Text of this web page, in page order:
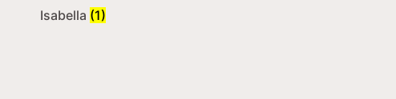
Isabella (1)